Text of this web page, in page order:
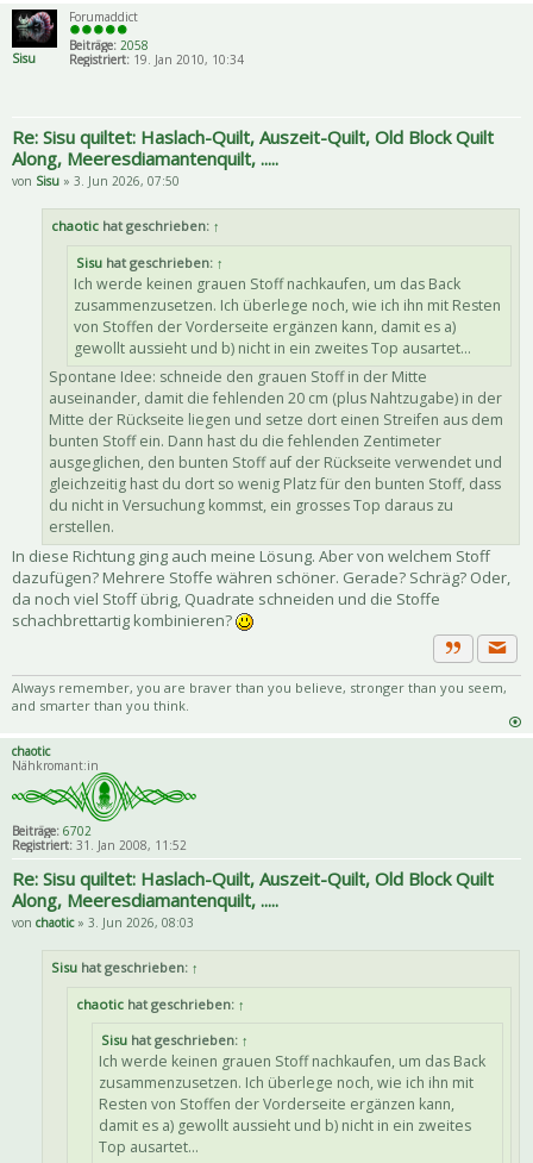
Sisu
Forumaddict
Beiträge: 2058
Registriert:19. Jan 2010, 10:34
Re: Sisu quiltet: Haslach-Quilt, Auszeit-Quilt, Old Block Quilt
Along, Meeresdiamantenquilt, .....
von Sisu » 3. Jun 2026, 07:50
chaotic hat geschrieben: ↑
Sisu hat geschrieben: ↑
Ich werde keinen grauen Stoff nachkaufen, um das Back
zusammenzusetzen. Ich überlege noch, wie ich ihn mit Resten
von Stoffen der Vorderseite ergänzen kann, damit es a)
gewollt aussieht und b) nicht in ein zweites Top ausartet...
Spontane Idee: schneide den grauen Stoff in der Mitte
auseinander, damit die fehlenden 20 cm (plus Nahtzugabe) in der
Mitte der Rückseite liegen und setze dort einen Streifen aus dem
bunten Stoff ein. Dann hast du die fehlenden Zentimeter
ausgeglichen, den bunten Stoff auf der Rückseite verwendet und
gleichzeitig hast du dort so wenig Platz für den bunten Stoff, dass
du nicht in Versuchung kommst, ein grosses Top daraus zu
erstellen.
In diese Richtung ging auch meine Lösung. Aber von welchem Stoff
dazufügen? Mehrere Stoffe währen schöner. Gerade? Schräg? Oder,
da noch viel Stoff übrig, Quadrate schneiden und die Stoffe
schachbrettartig kombinieren?
Zitat
Always remember, you are braver than you believe, stronger than you seem,
and smarter than you think.
chaotic
Nähkromant:in
Beiträge: 6702
Registriert: 31. Jan 2008, 11:52
Re: Sisu quiltet: Haslach-Quilt, Auszeit-Quilt, Old Block Quilt
Along, Meeresdiamantenquilt, .....
von chaotic» 3. Jun 2026, 08:03
Sisu hat geschrieben: ↑
chaotic hat geschrieben: ↑
Sisu hat geschrieben: ↑
Ich werde keinen grauen Stoff nachkaufen, um das Back
zusammenzusetzen. Ich überlege noch, wie ich ihn mit
Resten von Stoffen der Vorderseite ergänzen kann,
damit es a) gewollt aussieht und b) nicht in ein zweites
Top ausartet...